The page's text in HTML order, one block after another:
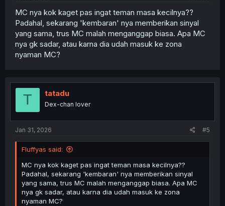
MC nya kok kaget pas ingat teman masa kecilnya??
Padahal, sekarang 'kembaran' nya memberikan sinyal
yang sama, trus MC malah menganggap biasa. Apa MC
nya gk sadar, atau karna dia udah masuk ke zona
nyaman MC?
T tatadu
Dex-chan lover
Jan 31, 2026 #5
Fluffyas said:
MC nya kok kaget pas ingat teman masa kecilnya??
Padahal, sekarang 'kembaran' nya memberikan sinyal
yang sama, trus MC malah menganggap biasa. Apa MC
nya gk sadar, atau karna dia udah masuk ke zona
nyaman MC?